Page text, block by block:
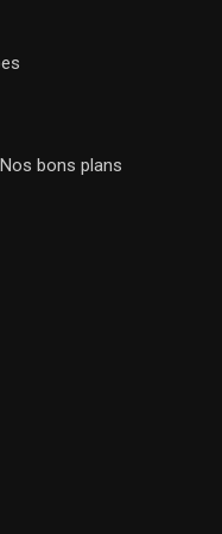
bons plans